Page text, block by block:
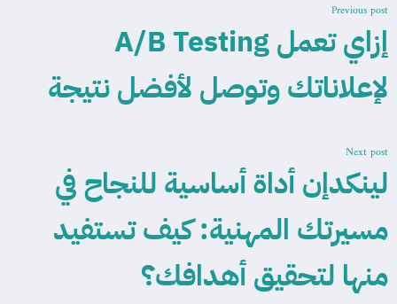
Previous post
إزاي تعمل A/B Testing
لإعلاناتك وتوصل لأفضل نتيجة
Next post
لينكدإن أداة أساسية للنجاح في
مسيرتك المهنية: كيف تستفيد
منها لتحقيق أهدافك؟